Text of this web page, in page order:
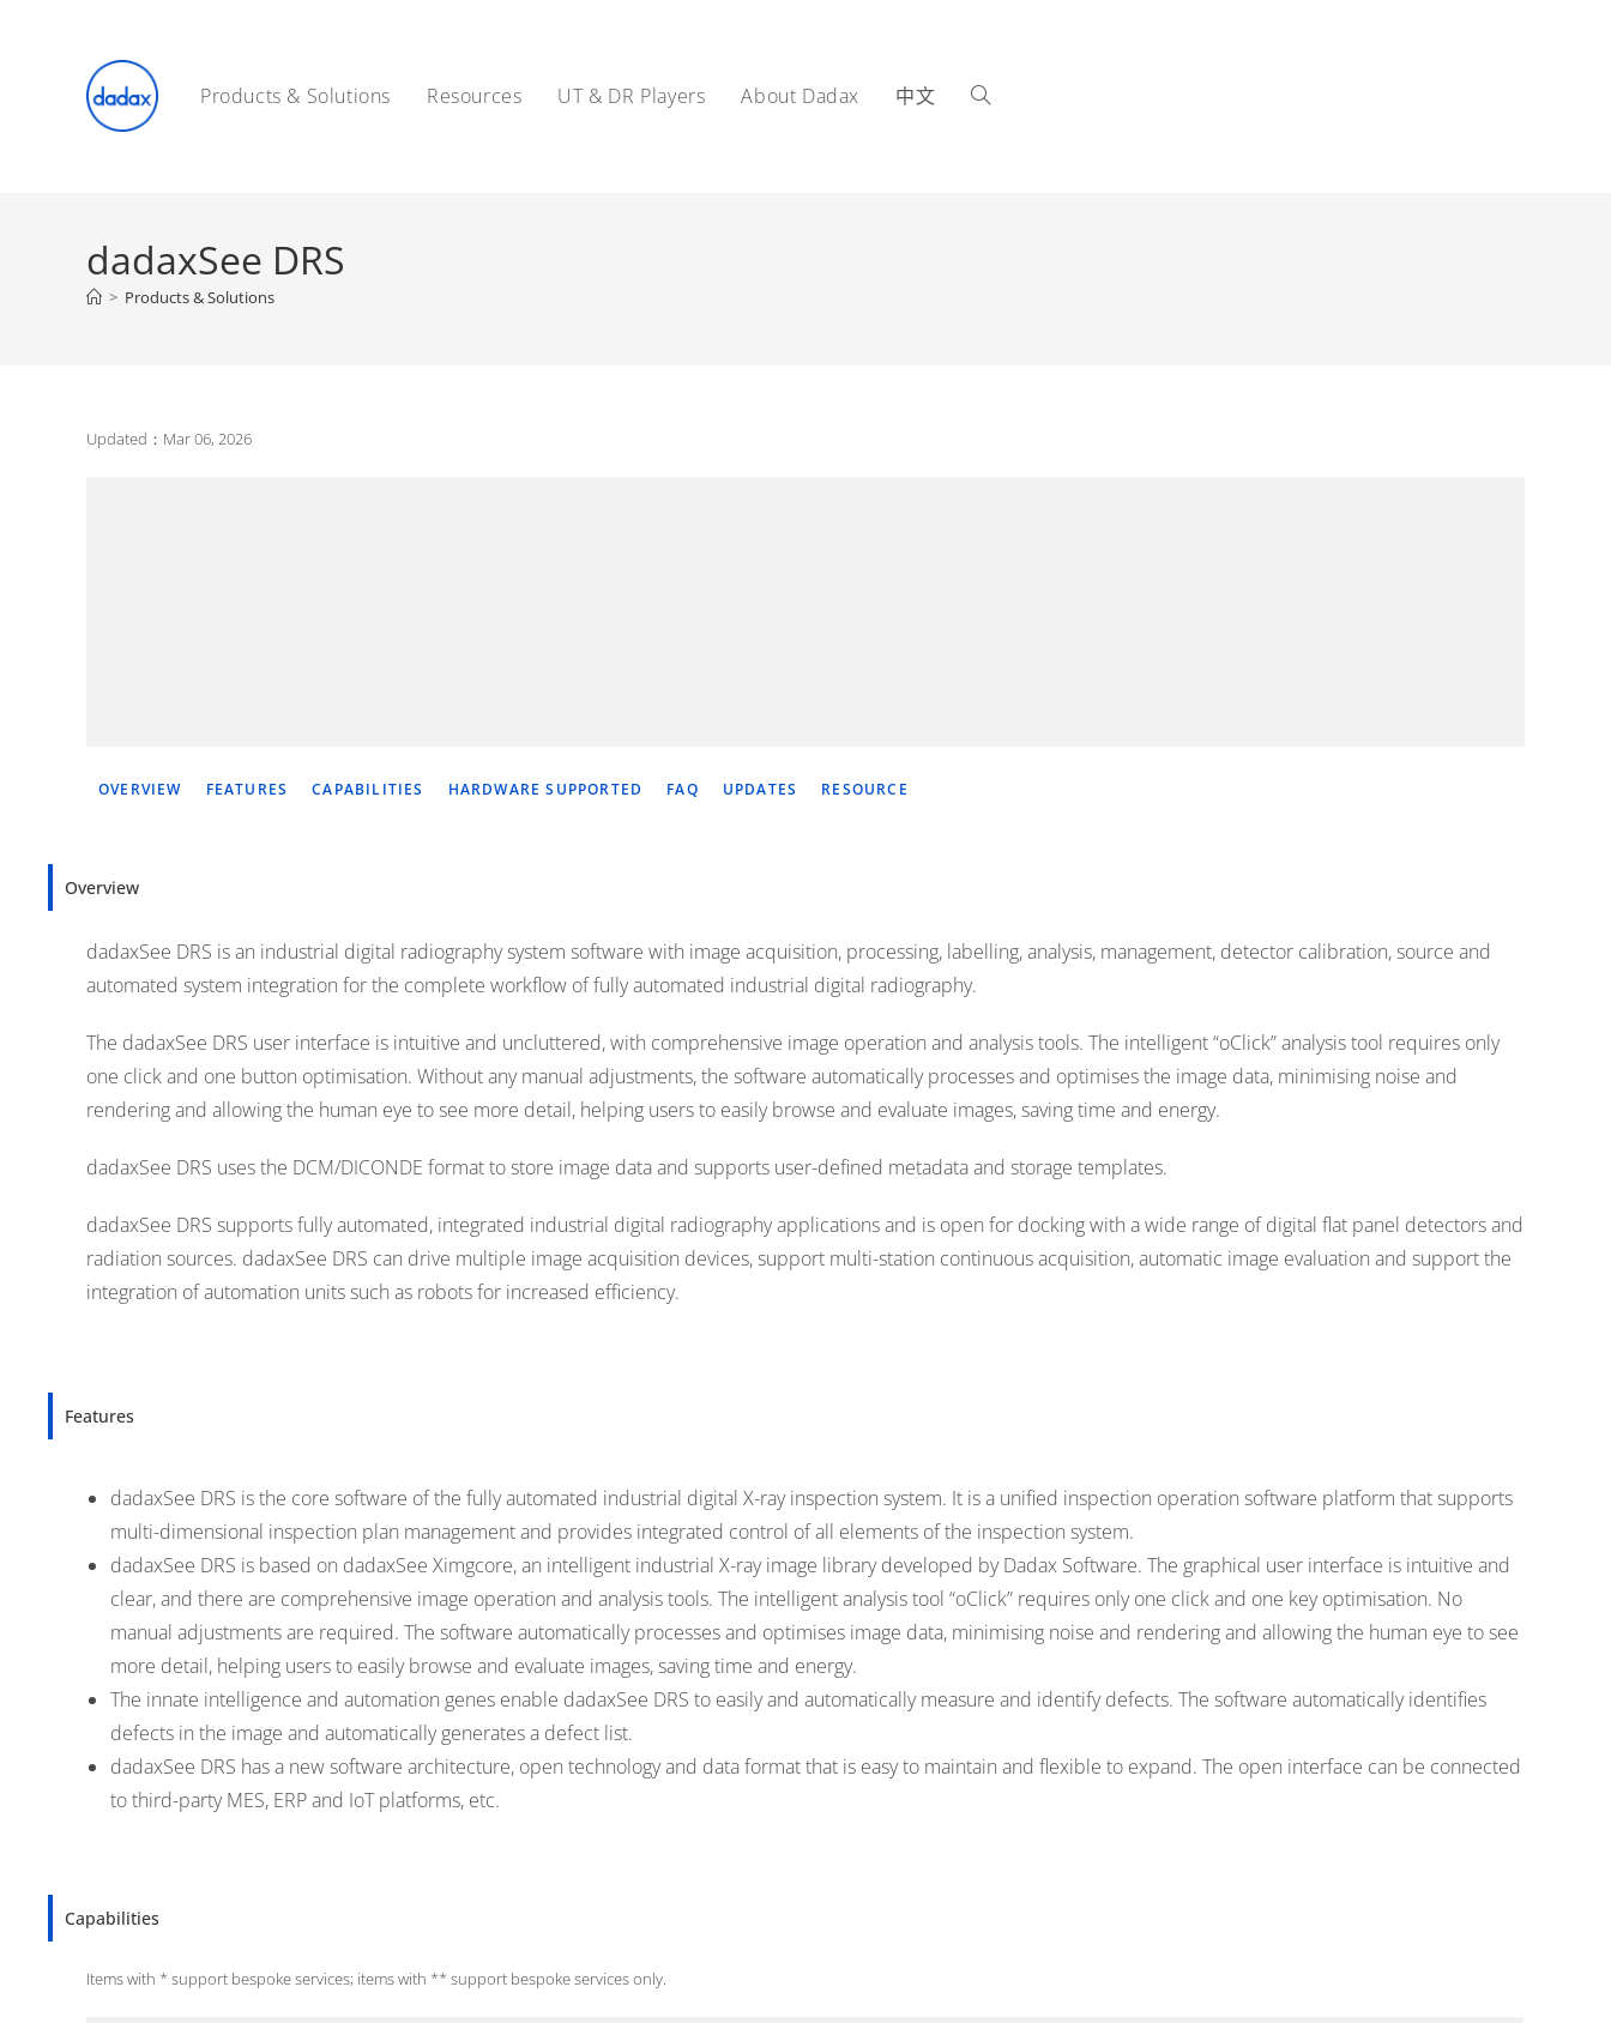
Products & Solutions Resources UT & DR Players About Dadax 中文 Toggle
dadaxSee DRS
> Products & Solutions
Updated：Mar 06, 2026
OVERVIEW FEATURES CAPABILITIES HARDWARE SUPPORTED FAQ UPDATES RESOURCE
Overview
dadaxSee DRS is an industrial digital radiography system software with image acquisition, processing, labelling, analysis, management, detector calibration, source and
automated system integration for the complete workflow of fully automated industrial digital radiography.
The dadaxSee DRS user interface is intuitive and uncluttered, with comprehensive image operation and analysis tools. The intelligent “oClick” analysis tool requires only
one click and one button optimisation. Without any manual adjustments, the software automatically processes and optimises the image data, minimising noise and
rendering and allowing the human eye to see more detail, helping users to easily browse and evaluate images, saving time and energy.
dadaxSee DRS uses the DCM/DICONDE format to store image data and supports user-defined metadata and storage templates.
dadaxSee DRS supports fully automated, integrated industrial digital radiography applications and is open for docking with a wide range of digital flat panel detectors and
radiation sources. dadaxSee DRS can drive multiple image acquisition devices, support multi-station continuous acquisition, automatic image evaluation and support the
integration of automation units such as robots for increased efficiency.
Features
dadaxSee DRS is the core software of the fully automated industrial digital X-ray inspection system. It is a unified inspection operation software platform that supports
multi-dimensional inspection plan management and provides integrated control of all elements of the inspection system.
dadaxSee DRS is based on dadaxSee Ximgcore, an intelligent industrial X-ray image library developed by Dadax Software. The graphical user interface is intuitive and
clear, and there are comprehensive image operation and analysis tools. The intelligent analysis tool “oClick” requires only one click and one key optimisation. No
manual adjustments are required. The software automatically processes and optimises image data, minimising noise and rendering and allowing the human eye to see
more detail, helping users to easily browse and evaluate images, saving time and energy.
The innate intelligence and automation genes enable dadaxSee DRS to easily and automatically measure and identify defects. The software automatically identifies
defects in the image and automatically generates a defect list.
dadaxSee DRS has a new software architecture, open technology and data format that is easy to maintain and flexible to expand. The open interface can be connected
to third-party MES, ERP and IoT platforms, etc.
Capabilities
Items with * support bespoke services; items with ** support bespoke services only.